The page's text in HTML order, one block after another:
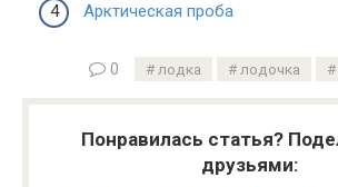
Арктическая проба
0 лодка лодочка
Понравилась статья?
друзьями: